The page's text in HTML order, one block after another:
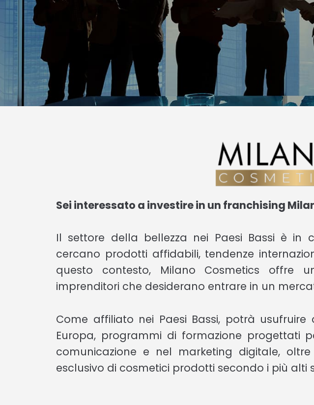
Sei interessato a investire in un franchising
Il settore della bellezza nei Paesi Bassi è in
cercano prodotti affidabili, tendenze
questo contesto, Milano Cosmetics offre
imprenditori che desiderano entrare in un
Come affiliato nei Paesi Bassi, potrà
Europa, programmi di formazione progettati
comunicazione e nel marketing digitale,
esclusivo di cosmetici prodotti secondo i più